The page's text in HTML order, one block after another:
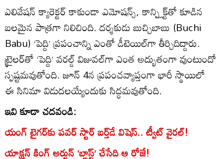
ఎలివేషన్ క్యారెక్టర్ కాకుండా ఎమోషన్స్, కాన్ఫ్లిక్ట్‌తో కూడిన
బలమైన పాత్రగా నిలిచింది. దర్శకుడు బుచ్చిబాబు (Buchi
Babu) ‘పెద్ది’ ప్రపంచాన్ని ఎంతో డీటెయిల్‌గా తీర్చిదిద్దారు.
ట్రైలర్‌తో ‘పెద్ది’ వరల్డ్ విజువల్‌గా ఎంత అద్భుతంగా వుంటుందో
స్పష్టమవుతోంది. జూన్ 4న ప్రపంచవ్యాప్తంగా భారీ స్థాయిలో
ఈ సినిమా విడుదలయ్యేందుకు సిద్ధమవుతోంది.
ఇవి కూడా చదవండి:
యంగ్ టైగర్‌కు పవర్ స్టార్ బర్త్‌డే విషెస్.. ట్వీట్ వైరల్!
యాక్షన్‌ కింగ్‌ అర్జున్‌ ‘బ్లాస్ట్‌’ చేసేది ఆ రోజే!